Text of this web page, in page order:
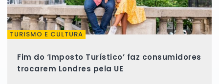
TURISMO E CULTURA
Fim do ‘Imposto Turístico’ faz consumidores
trocarem Londres pela UE